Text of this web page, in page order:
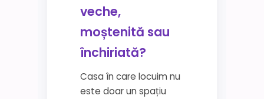
veche,
moștenită sau
închiriată?
Casa în care locuim nu
este doar un spațiu